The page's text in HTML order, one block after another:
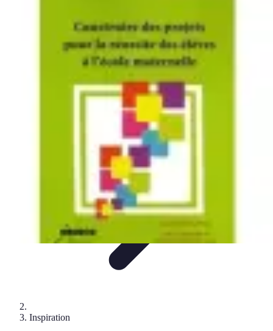
Planification et StratégieInspirationÉvaluation de Projet
Tendances
Projets Nouvelle Vie
Inspiration